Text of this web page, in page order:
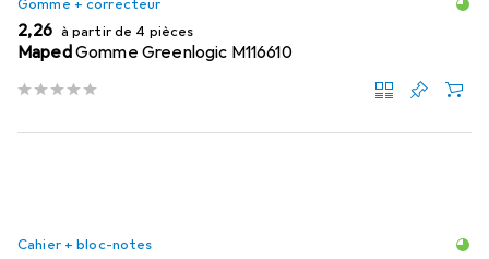
Gomme + correcteur
EUR
2,26 à partir de 4 pièces
MapedGomme Greenlogic M116610
Cahier + bloc-notes